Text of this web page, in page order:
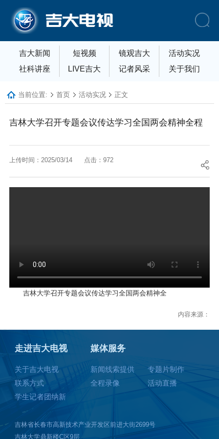
吉大新闻 短视频 镜观吉大
活动实况
社科讲座
LIVE吉大 记者风采 关于我们
当前位置: 首页 活动实况 正文
吉林大学召开专题会议传达学习全国两会精神全程
上传时间：2025/03/14 点击： 972
吉林大学召开专题会议传达学习全国两会精神全
内容来源：
走进吉大电视
关于吉大电视
联系方式
学生记者团纳新
媒体服务
新闻线索提供
专题片制作
全程录像
活动直播
吉林省长春市高新技术产业开发区前进大街2699号
吉林大学鼎新楼C区9层